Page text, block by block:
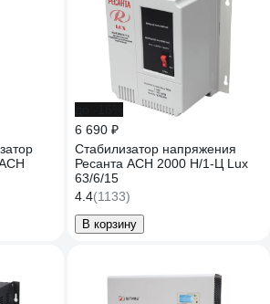
6 690 ₽
Стабилизатор напряжения
Ресанта АСН 2000 Н/1-Ц Lux
63/6/15
4.4(1133)
В корзину